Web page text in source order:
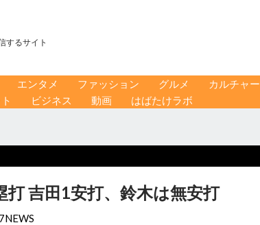
するサイト
エンタメ ファッション グルメ カルチャー
ビジネス 動画 はばたけラボ
打 吉田1安打、鈴木は無安打